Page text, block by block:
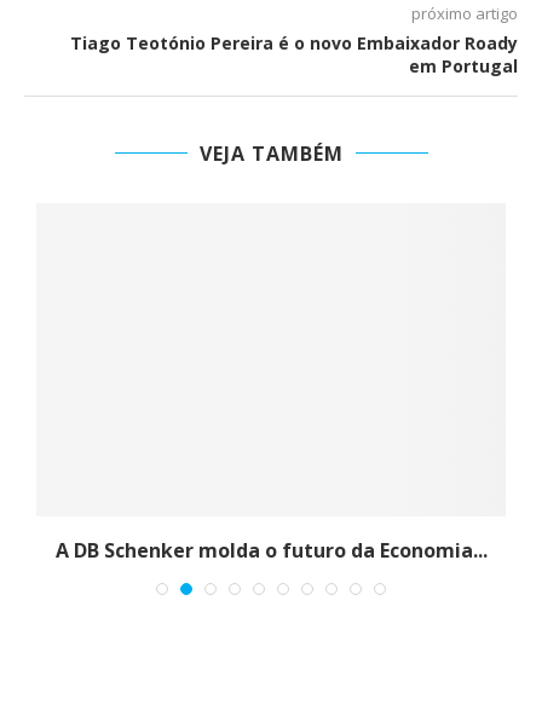
próximo artigo
Tiago Teotónio Pereira é o novo Embaixador Roady
em Portugal
VEJA TAMBÉM
A DB Schenker molda o futuro da Economia...